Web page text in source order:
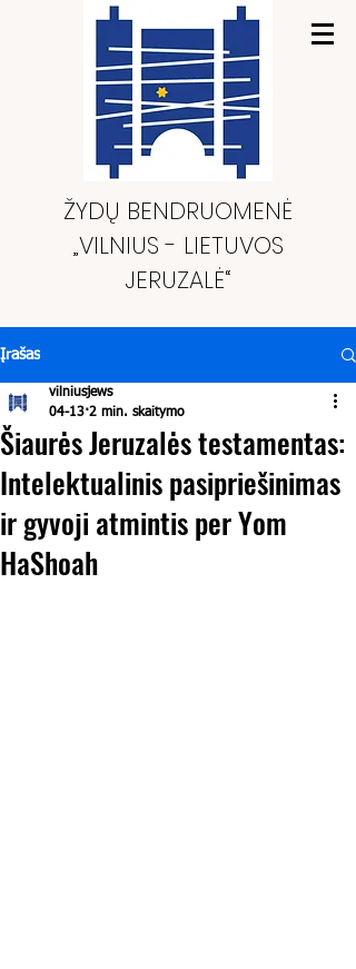
ŽYDŲ BENDRUOMENĖ
„VILNIUS - LIETUVOS
JERUZALĖ“
Įrašas
Šiaurės Jeruzalės testamentas:
Intelektualinis pasipriešinimas
ir gyvoji atmintis per Yom
HaShoah
vilniusjews
04-13 2 min. skaitymo